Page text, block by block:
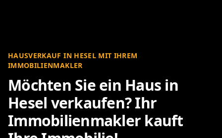
HAUSVERKAUF IN HESEL MIT IHREM
IMMOBILIENMAKLER
Möchten Sie ein Haus in
Hesel verkaufen? Ihr
Immobilienmakler kauft